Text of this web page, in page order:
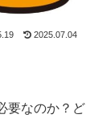
2025.07.04
要なのか？ど